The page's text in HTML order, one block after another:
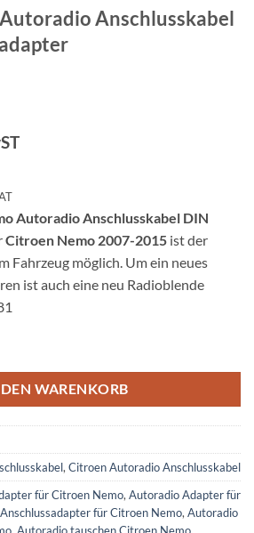
Anschlusskabel
Autoradio Anschlusskabel DIN
Citroen Nemo 2007-2015 ist der
Fahrzeug möglich. Um ein neues
ist auch eine neu Radioblende
WARENKORB
, Citroen Autoradio Anschlusskabel
für Citroen Nemo, Autoradio Adapter für
für Citroen Nemo, Autoradio